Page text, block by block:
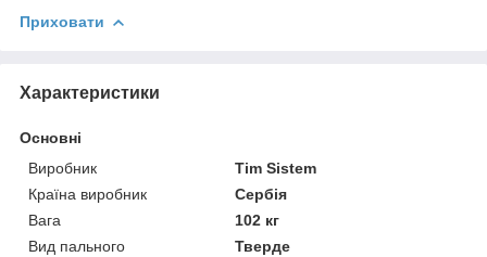
Приховати
Характеристики
Основні
Виробник
Tim Sistem
Країна виробник
Сербія
Вага
102 кг
Вид пального
Тверде